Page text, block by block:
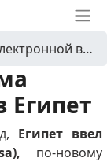
визы в Египет
Египет
Египет ввел
по-новому